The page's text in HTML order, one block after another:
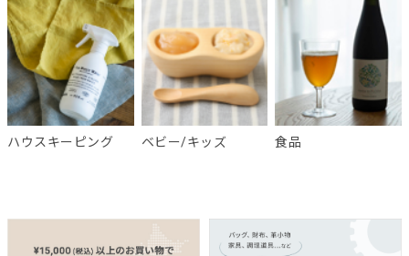
ハウスキーピング ベビー/キッズ 食品